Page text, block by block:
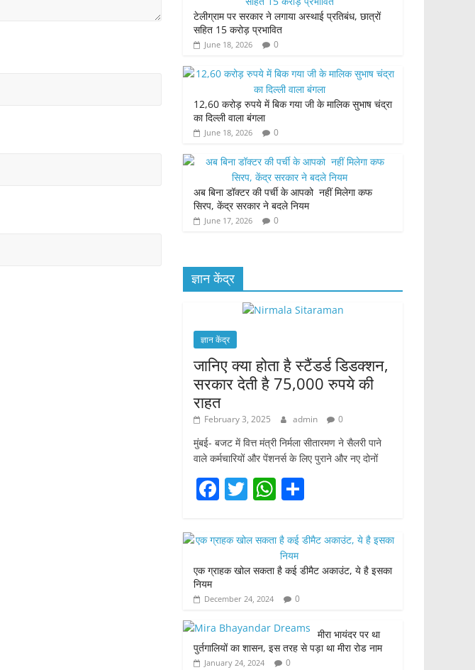
टेलीग्राम पर सरकार ने लगाया अस्थाई प्रतिबंध, छात्रों
सहित 15 करोड़ प्रभावित
June 18, 2026 0
12,60 करोड़ रुपये में बिक गया जी के मालिक सुभाष चंद्रा
का दिल्ली वाला बंगला
June 18, 2026 0
अब बिना डॉक्टर की पर्ची के आपको नहीं मिलेगा कफ
सिरप, केंद्र सरकार ने बदले नियम
June 17, 2026 0
ज्ञान केंद्र
ज्ञान केंद्र
जानिए क्या होता है स्टैंडर्ड डिडक्शन,
सरकार देती है 75,000 रुपये की
राहत
February 3, 2025 admin 0
मुंबई- बजट में वित्त मंत्री निर्मला सीतारमण ने सैलरी पाने
वाले कर्मचारियों और पेंशनर्स के लिए पुराने और नए दोनों
F
c
b
o
o
k
T
itt
W
at
s
A
p
p
ar
e
एक ग्राहक खोल सकता है कई डीमैट अकाउंट, ये है इसका
नियम
December 24, 2024 0
मीरा भायंदर पर था
पुर्तगालियों का शासन, इस तरह से पड़ा था मीरा रोड नाम
January 24, 2024 0